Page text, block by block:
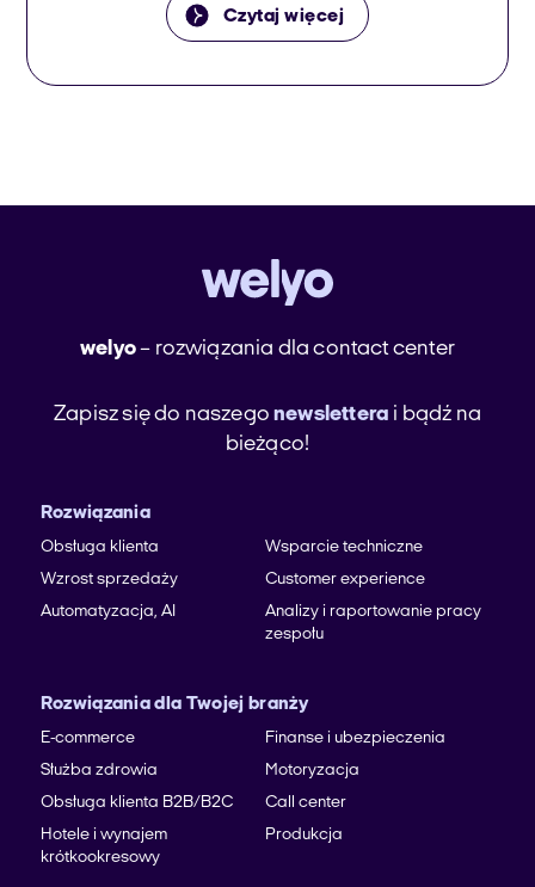
Wyzwaniem dla firm staje się integracja
kanałów komunikacji i zaawansowana
z kanałów cyfrowych, z social media na czele.
Czytaj więcej
welyo– rozwiązania dla contact center
Zapisz się do naszegonewslettera i bądź na
bieżąco!
Rozwiązania
Obsługa klienta
Wsparcie techniczne
Wzrost sprzedaży
Customer experience
Automatyzacja, AI
Analizy i raportowanie pracy
zespołu
Rozwiązania dla Twojej branży
E-commerce
Finanse i ubezpieczenia
Służba zdrowia
Motoryzacja
Obsługa klienta B2B/B2C
Call center
Hotele i wynajem
krótkookresowy
Produkcja